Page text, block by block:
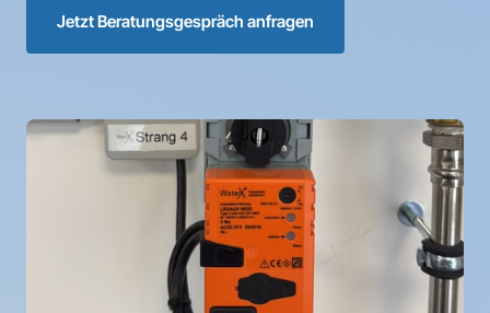
Jetzt Beratungsgespräch anfragen